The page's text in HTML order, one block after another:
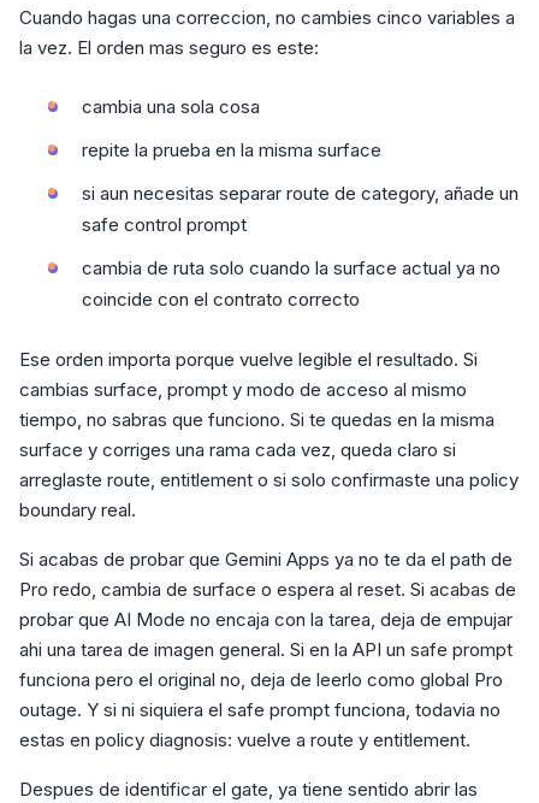
Cuando hagas una correccion, no cambies cinco variables a
la vez. El orden mas seguro es este:
cambia una sola cosa
repite la prueba en la misma surface
si aun necesitas separar route de category, añade un
safe control prompt
cambia de ruta solo cuando la surface actual ya no
coincide con el contrato correcto
Ese orden importa porque vuelve legible el resultado. Si
cambias surface, prompt y modo de acceso al mismo
tiempo, no sabras que funciono. Si te quedas en la misma
surface y corriges una rama cada vez, queda claro si
arreglaste route, entitlement o si solo confirmaste una policy
boundary real.
Si acabas de probar que Gemini Apps ya no te da el path de
Pro redo, cambia de surface o espera al reset. Si acabas de
probar que AI Mode no encaja con la tarea, deja de empujar
ahi una tarea de imagen general. Si en la API un safe prompt
funciona pero el original no, deja de leerlo como global Pro
outage. Y si ni siquiera el safe prompt funciona, todavia no
estas en policy diagnosis: vuelve a route y entitlement.
Despues de identificar el gate, ya tiene sentido abrir las